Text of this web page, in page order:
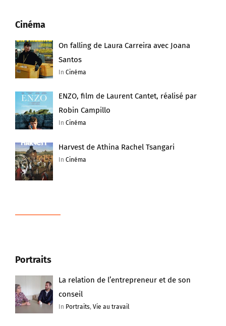
Cinéma
On falling de Laura Carreira avec Joana
Santos
InCinéma
ENZO, film de Laurent Cantet, réalisé par
Robin Campillo
InCinéma
Harvest de Athina Rachel Tsangari
InCinéma
Portraits
La relation de l’entrepreneur et de son
conseil
In Portraits,Vie au travail